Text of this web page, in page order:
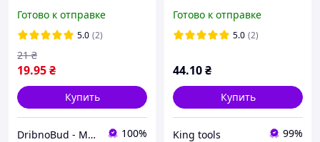
Готово к отправке
5.0 (2)
19.95₴
21 ₴
Купить
DribnoBud - Магазин господарчих товарів 100%
4500/5200
Готово к отправке
5.0 (2)
44.10₴
Купить
King tools 99%